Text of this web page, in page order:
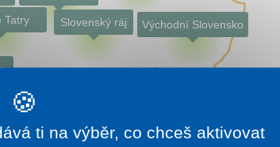
Tatry Slovenský ráj Východní Slovensko
ti na výběr, co chceš aktivovat